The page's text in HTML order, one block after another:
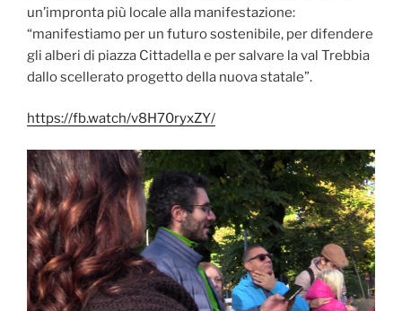
un’impronta più locale alla manifestazione:
“manifestiamo per un futuro sostenibile, per difendere
gli alberi di piazza Cittadella e per salvare la val Trebbia
dallo scellerato progetto della nuova statale”.
https://fb.watch/v8H70ryxZY/